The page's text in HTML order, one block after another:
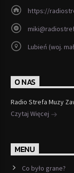
https://
Lubień (woj.
O NAS
Radio Strefa Muzy
Czytaj Więcej
MENU
Co było grane?